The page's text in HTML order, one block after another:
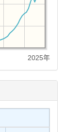
2025年